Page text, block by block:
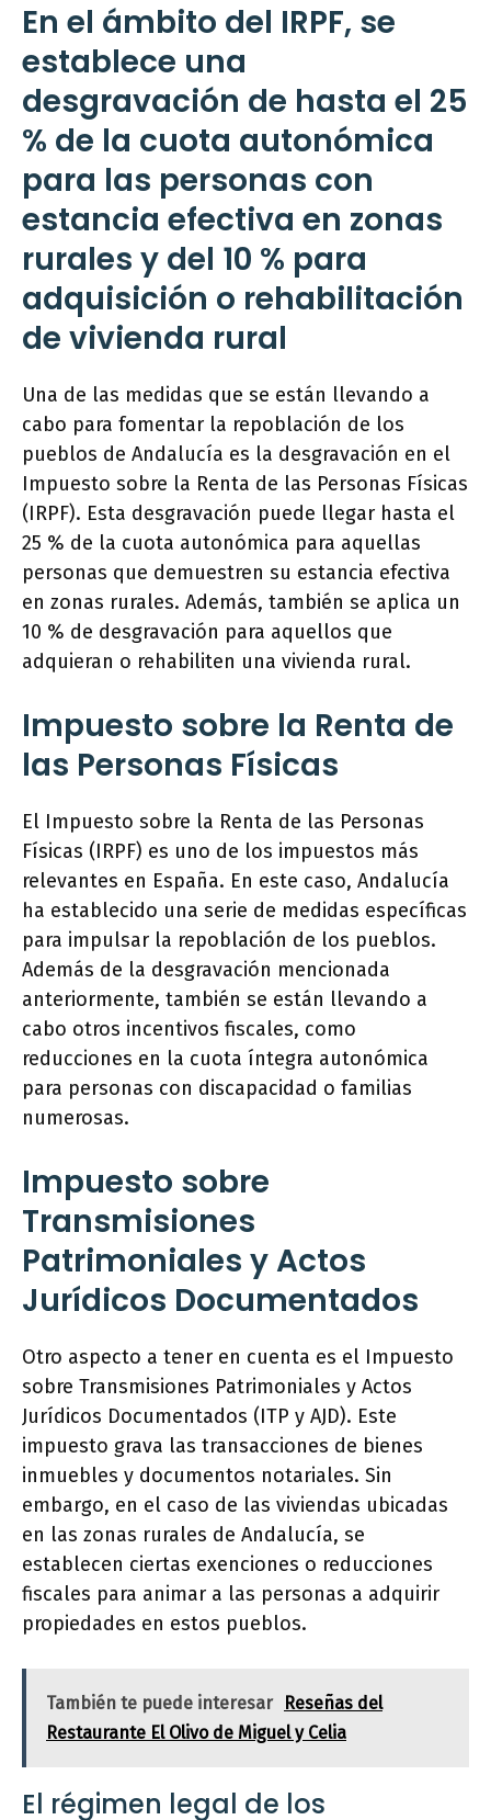
En el ámbito del IRPF, se
establece una
desgravación de hasta el 25
% de la cuota autonómica
para las personas con
estancia efectiva en zonas
rurales y del 10 % para
adquisición o rehabilitación
de vivienda rural
Una de las medidas que se están llevando a
cabo para fomentar la repoblación de los
pueblos de Andalucía es la desgravación en el
Impuesto sobre la Renta de las Personas Físicas
(IRPF). Esta desgravación puede llegar hasta el
25 % de la cuota autonómica para aquellas
personas que demuestren su estancia efectiva
en zonas rurales. Además, también se aplica un
10 % de desgravación para aquellos que
adquieran o rehabiliten una vivienda rural.
Impuesto sobre la Renta de
las Personas Físicas
El Impuesto sobre la Renta de las Personas
Físicas (IRPF) es uno de los impuestos más
relevantes en España. En este caso, Andalucía
ha establecido una serie de medidas específicas
para impulsar la repoblación de los pueblos.
Además de la desgravación mencionada
anteriormente, también se están llevando a
cabo otros incentivos fiscales, como
reducciones en la cuota íntegra autonómica
para personas con discapacidad o familias
numerosas.
Impuesto sobre
Transmisiones
Patrimoniales y Actos
Jurídicos Documentados
Otro aspecto a tener en cuenta es el Impuesto
sobre Transmisiones Patrimoniales y Actos
Jurídicos Documentados (ITP y AJD). Este
impuesto grava las transacciones de bienes
inmuebles y documentos notariales. Sin
embargo, en el caso de las viviendas ubicadas
en las zonas rurales de Andalucía, se
establecen ciertas exenciones o reducciones
fiscales para animar a las personas a adquirir
propiedades en estos pueblos.
También te puede interesar
Reseñas del
Restaurante El Olivo de Miguel y Celia
El régimen legal de los